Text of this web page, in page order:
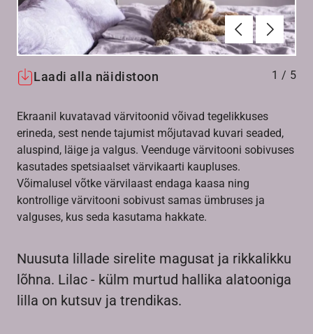
Eelmine
Laadi alla näidistoon 1 / 5
Ekraanil kuvatavad värvitoonid võivad tegelikkuses
erineda, sest nende tajumist mõjutavad kuvari seaded,
aluspind, läige ja valgus. Veenduge värvitooni sobivuses
kasutades spetsiaalset värvikaarti kaupluses.
Võimalusel võtke värvilaast endaga kaasa ning
kontrollige värvitooni sobivust samas ümbruses ja
valguses, kus seda kasutama hakkate.
Nuusuta lillade sirelite magusat ja rikkalikku
lõhna. Lilac - külm murtud hallika alatooniga
lilla on kutsuv ja trendikas.